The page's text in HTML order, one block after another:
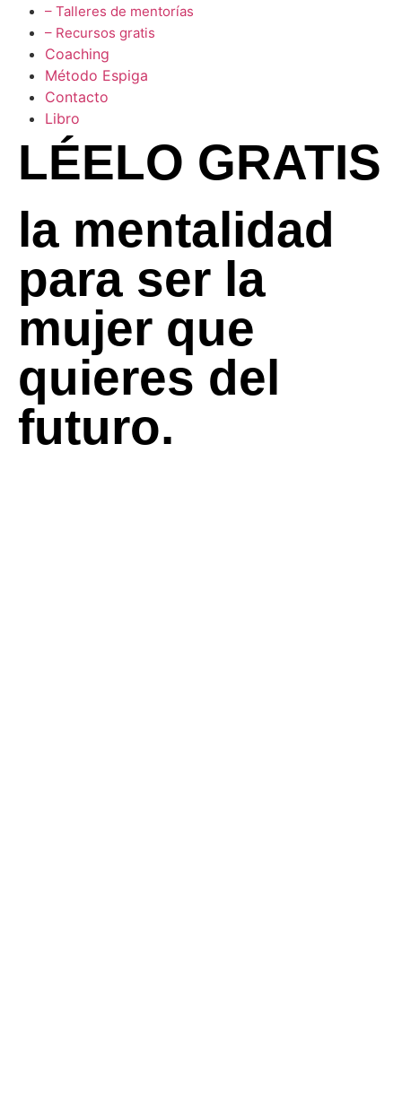
– Talleres de mentorías
– Recursos gratis
Coaching
Método Espiga
Contacto
Libro
LÉELO GRATIS
la mentalidad
para ser la
mujer que
quieres del
futuro.